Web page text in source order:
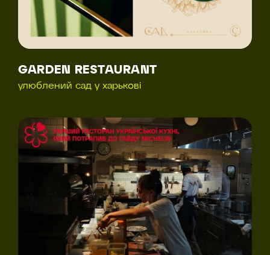
GARDEN RESTAURANT
улюблений сад у харькові